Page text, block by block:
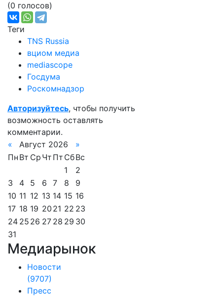
(0 голосов)
Теги
TNS Russia
вциом медиа
mediascope
Госдума
Роскомнадзор
Авторизуйтесь, чтобы получить
возможность оставлять
комментарии.
«
Август 2026
»
Пн Вт Ср Чт Пт СбВс
1
2
3
4 5 6 7 8
9
10 11 12 13 14 15 16
17 18 19 20 21 22 23
24 25 26 27 28 29 30
31
Медиарынок
Новости
(9707)
Пресс